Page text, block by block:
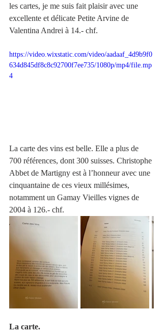
les cartes, je me suis fait plaisir avec une
excellente et délicate Petite Arvine de
Valentina Andrei à 14.- chf.
https://video.wixstatic.com/video/aadaaf_4d9b9f0
634d845df8c8c92700f7ee735/1080p/mp4/file.mp
4
La carte des vins est belle. Elle a plus de
700 références, dont 300 suisses. Christophe
Abbet de Martigny est à l’honneur avec une
cinquantaine de ces vieux millésimes,
notamment un Gamay Vieilles vignes de
2004 à 126.- chf.
La carte.